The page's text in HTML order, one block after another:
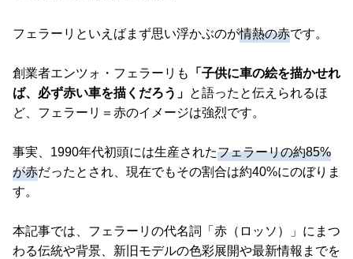
フェラーリといえばまず思い浮かぶのが情熱の赤です。
創業者エンツォ・フェラーリも
「子供に車の絵を描かせれ
ば、必ず赤い車を描くだろう」 と語ったと伝えられるほ
ど、フェラーリ＝赤のイメージは強烈です。
事実、1990年代初頭には生産されたフェラーリの約85%
が赤だったとされ、現在でもその割合は約40%にのぼりま
す。
本記事では、フェラーリの代名詞「赤（ロッソ）」にまつ
わる伝統や背景、新旧モデルの色彩展開や最新情報までを